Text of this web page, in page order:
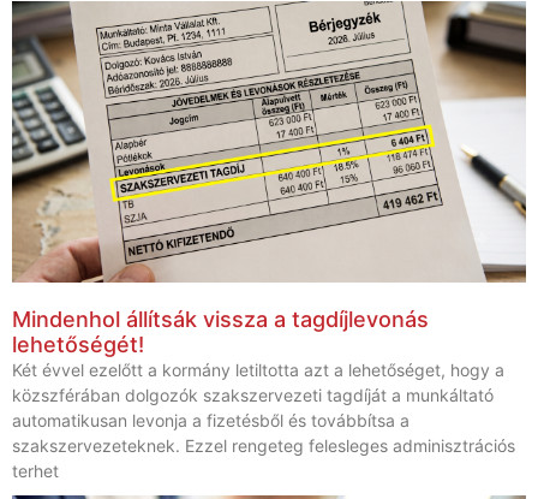
Mindenhol állítsák vissza a tagdíjlevonás
lehetőségét!
Két évvel ezelőtt a kormány letiltotta azt a lehetőséget, hogy a
közszférában dolgozók szakszervezeti tagdíját a munkáltató
automatikusan levonja a fizetésből és továbbítsa a
szakszervezeteknek. Ezzel rengeteg felesleges adminisztrációs
terhet